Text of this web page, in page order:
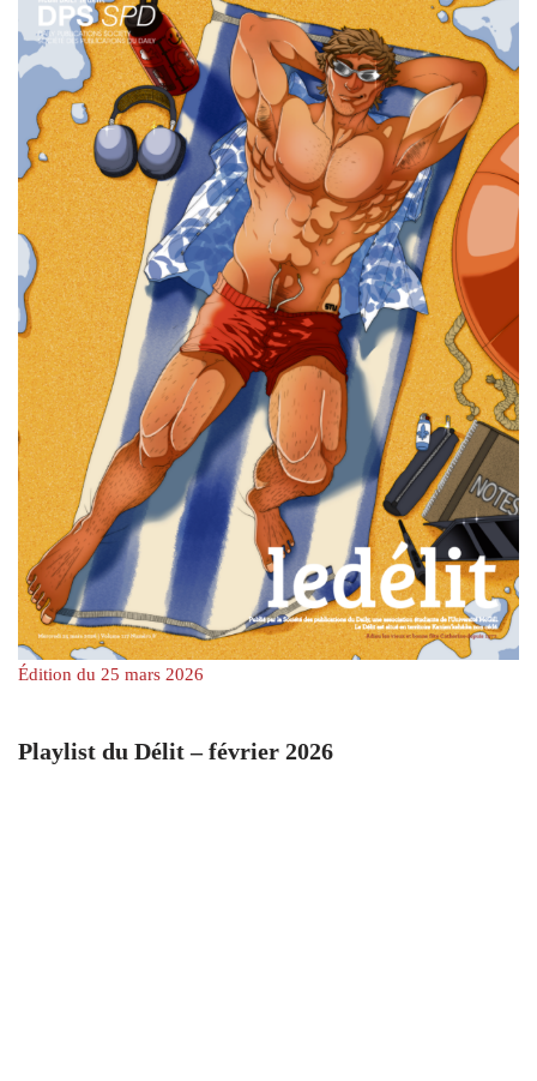
Édition du 25 mars 2026
Playlist du Délit – février 2026